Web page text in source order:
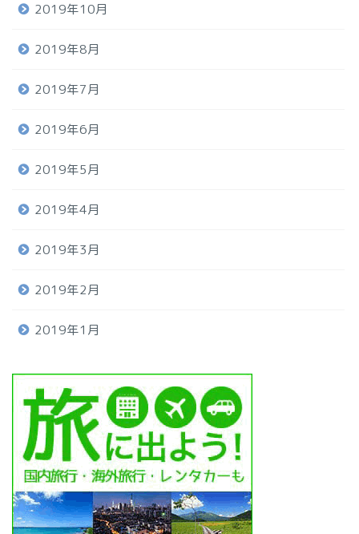
2019年10月
2019年8月
2019年7月
2019年6月
2019年5月
2019年4月
2019年3月
2019年2月
2019年1月